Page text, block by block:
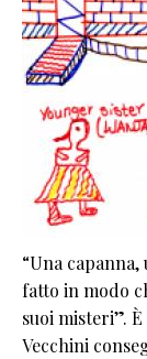
“Una
fatto in modo
suoi misteri”.
Vecchini